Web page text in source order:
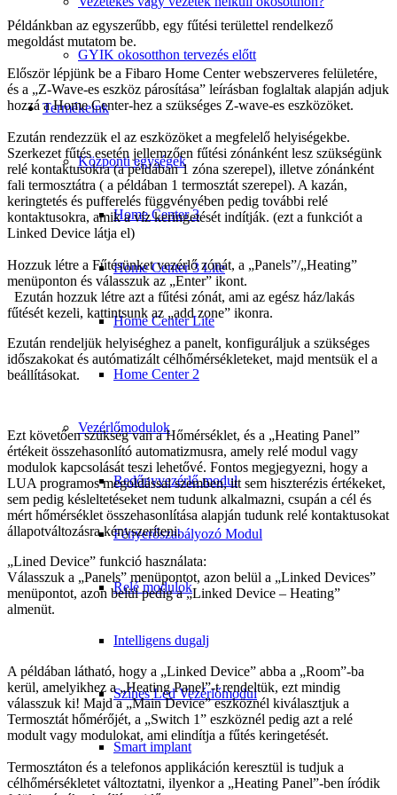
GYIK okosotthon tervezés előtt
Termékeink
Központi egységek
Home Center 3
Home Center 3 Lite
Home Center Lite
Home Center 2
Vezérlőmodulok
Redőnyvezérlő modul
Fényerőszabályozó Modul
Relé modulok
Intelligens dugalj
Színes Led Vezérlőmodul
Smart implant
Példánkban az egyszerűbb, egy fűtési területtel rendelkező
megoldást mutatom be.
Először lépjünk be a Fibaro Home Center webszerveres felületére,
és a „Z-Wave-es eszköz párosítása” leírásban foglaltak alapján adjuk
hozzá a Home Center-hez a szükséges Z-wave-es eszközöket.
Ezután rendezzük el az eszközöket a megfelelő helyiségekbe.
Szerkezet fűtés esetén jellemzően fűtési zónánként lesz szükségünk
relé kontaktusokra (a példában 1 zóna szerepel), illetve zónánként
fali termosztátra ( a példában 1 termosztát szerepel). A kazán,
keringtetés és pufferelés függvényében pedig további relé
kontaktusokra, amik a víz keringetését indítják. (ezt a funkciót a
Linked Device látja el)
Hozzuk létre a Fűtésünket vezérlő zónát, a „Panels”/„Heating”
menüponton és válasszuk az „Enter” ikont.
Ezután hozzuk létre azt a fűtési zónát, ami az egész ház/lakás
fűtését kezeli, kattintsunk az „add zone” ikonra.
Ezután rendeljük helyiséghez a panelt, konfiguráljuk a szükséges
időszakokat és autómatizált célhőmérsékleteket, majd mentsük el a
beállításokat.
Ezt követően szükség van a Hőmérséklet, és a „Heating Panel”
értékeit összehasonlító automatizmusra, amely relé modul vagy
modulok kapcsolását teszi lehetővé. Fontos megjegyezni, hogy a
LUA programos megoldással szemben, itt sem hiszterézis értékeket,
sem pedig késleltetéseket nem tudunk alkalmazni, csupán a cél és
mért hőmérséklet összehasonlítása alapján tudunk relé kontaktusokat
állapotváltozásra kényszeríteni.
„Lined Device” funkció használata:
Válasszuk a „Panels” menüpontot, azon belül a „Linked Devices”
menüpontot, azon belül pedig a „Linked Device – Heating”
almenüt.
A példában látható, hogy a „Linked Device” abba a „Room”-ba
kerül, amelyikhez a „Heating Panel”-t rendeltük, ezt mindig
válasszuk ki! Majd a „Main Device” eszköznél kiválasztjuk a
Termosztát hőmérőjét, a „Switch 1” eszköznél pedig azt a relé
modult vagy modulokat, ami elindítja a fűtés keringetését.
Termosztáton és a telefonos applikáción keresztül is tudjuk a
célhőmérsékletet változtatni, ilyenkor a „Heating Panel”-ben íródik